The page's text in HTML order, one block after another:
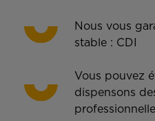
Nous vous
stable : CDI
Vous pouvez
dispensons